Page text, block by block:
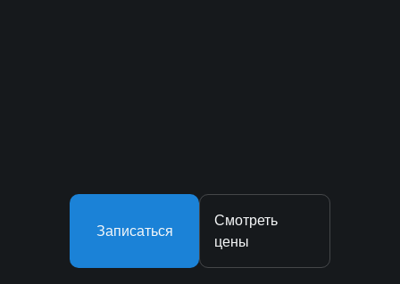
Записаться
Смотреть
цены